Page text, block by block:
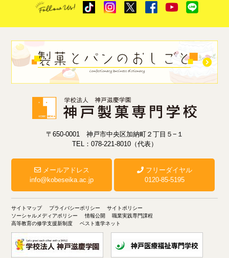
〒650-0001 神戸市中央区加納町２丁目５−１
TEL：078-221-8010（代表）
メールアドレス
info@kobeseika.ac.jp
フリーダイヤル
0120-85-5195
サイトマップ プライバシーポリシー
サイトポリシー
ソーシャルメディアポリシー
情報公開
職業実践専門課程
高等教育の修学支援新制度
ベスト進学ネット